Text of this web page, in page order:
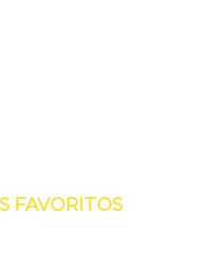
FAVORITOS